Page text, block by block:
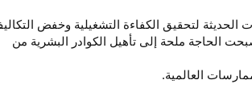
الحديثة لتحقيق الكفاءة التشغيلية وخفض
الحاجة ملحة إلى تأهيل الكوادر البشرية من
العالمية.